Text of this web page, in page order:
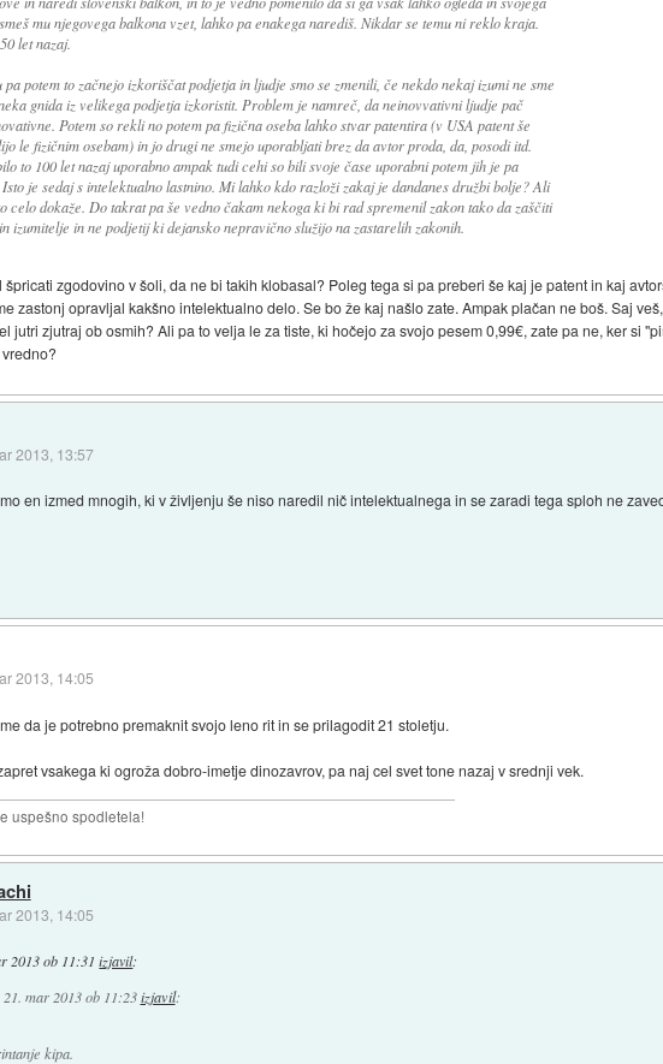
mu njegovega balkona vzet, lahko pa enakega narediš. Nikdar se temu ni reklo kraja.
let nazaj.
pa potem to začnejo izkoriščat podjetja in ljudje smo se zmenili, če nekdo nekaj izumi ne sme
gnida iz velikega podjetja izkoristit. Problem je namreč, da neinovvativni ljudje pač
Potem so rekli no potem pa fizična oseba lahko stvar patentira (v USA patent še
le fizičnim osebam) in jo drugi ne smejo uporabljati brez da avtor proda, da, posodi itd.
to 100 let nazaj uporabno ampak tudi cehi so bili svoje čase uporabni potem jih je pa
je sedaj s intelektualno lastnino. Mi lahko kdo razloži zakaj je dandanes družbi bolje? Ali
celo dokaže. Do takrat pa še vedno čakam nekoga ki bi rad spremenil zakon tako da zaščiti
izumitelje in ne podjetij ki dejansko nepravično služijo na zastarelih zakonih.
špricati zgodovino v šoli, da ne bi takih klobasal? Poleg tega si pa preberi še kaj je patent in kaj
zastonj opravljal kakšno intelektualno delo. Se bo že kaj našlo zate. Ampak plačan ne boš. Saj
jutri zjutraj ob osmih? Ali pa to velja le za tiste, ki hočejo za svojo pesem 0,99€, zate pa ne, ker si
2013, 13:57
en izmed mnogih, ki v življenju še niso naredil nič intelektualnega in se zaradi tega sploh ne
2013, 14:05
da je potrebno premaknit svojo leno rit in se prilagodit 21 stoletju.
vsakega ki ogroža dobro-imetje dinozavrov, pa naj cel svet tone nazaj v srednji vek.
uspešno spodletela!
2013, 14:05
2013 ob 11:31 izjavil:
21. mar 2013 ob 11:23 izjavil:
kipa.